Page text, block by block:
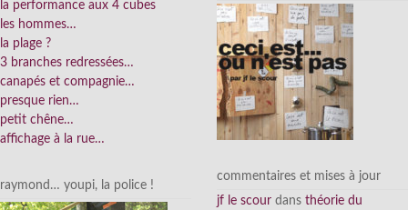
la performance aux 4 cubes
les hommes…
la plage ?
3 branches redressées…
canapés et compagnie…
presque rien…
petit chêne…
affichage à la rue…
raymond… youpi, la police !
commentaires et mises à jour
jf le scour dans théorie du